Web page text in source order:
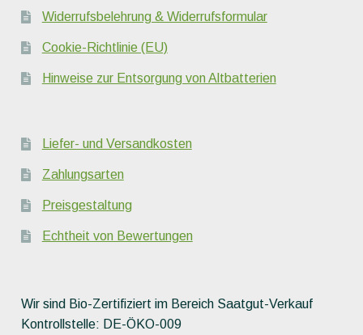
Widerrufsbelehrung & Widerrufsformular
Cookie-Richtlinie (EU)
Hinweise zur Entsorgung von Altbatterien
Liefer- und Versandkosten
Zahlungsarten
Preisgestaltung
Echtheit von Bewertungen
Wir sind Bio-Zertifiziert im Bereich Saatgut-Verkauf
Kontrollstelle: DE-ÖKO-009